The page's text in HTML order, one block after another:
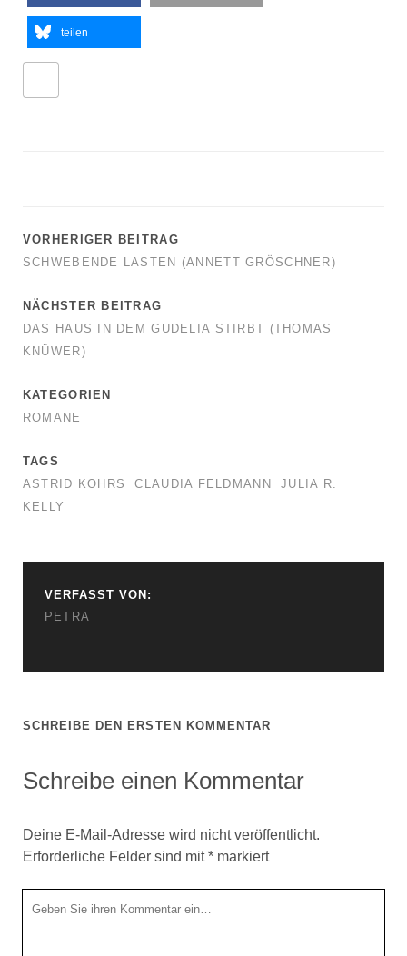
teilen
VORHERIGER BEITRAG
SCHWEBENDE LASTEN (ANNETT GRÖSCHNER)
NÄCHSTER BEITRAG
DAS HAUS IN DEM GUDELIA STIRBT (THOMAS
KNÜWER)
KATEGORIEN
ROMANE
TAGS
ASTRID KOHRS
CLAUDIA FELDMANN
JULIA R.
KELLY
VERFASST VON:
PETRA
SCHREIBE DEN ERSTEN KOMMENTAR
Schreibe einen Kommentar
Deine E-Mail-Adresse wird nicht veröffentlicht.
Erforderliche Felder sind mit*markiert